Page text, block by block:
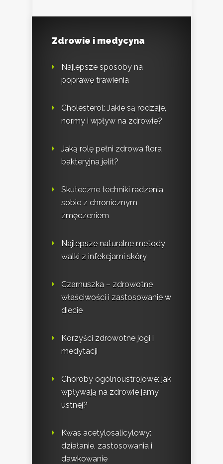
Zdrowie i medycyna
Najlepsze sposoby na
poprawę trawienia
Cholesterol: Jakie są rodzaje,
normy i wpływ na zdrowie?
Jaką rolę pełni zdrowa flora
bakteryjna jelit?
Skuteczne techniki radzenia
sobie z chronicznym
zmęczeniem
Najlepsze naturalne metody
walki z infekcjami skóry
Czarnuszka – zdrowotne
właściwości i zastosowanie w
diecie
Korzyści zdrowotne jogi i
medytacji
Choroby ogólnoustrojowe: jak
wpływają na zdrowie jamy
ustnej?
Kwas acetylosalicylowy:
działanie, zastosowania i
dawkowanie